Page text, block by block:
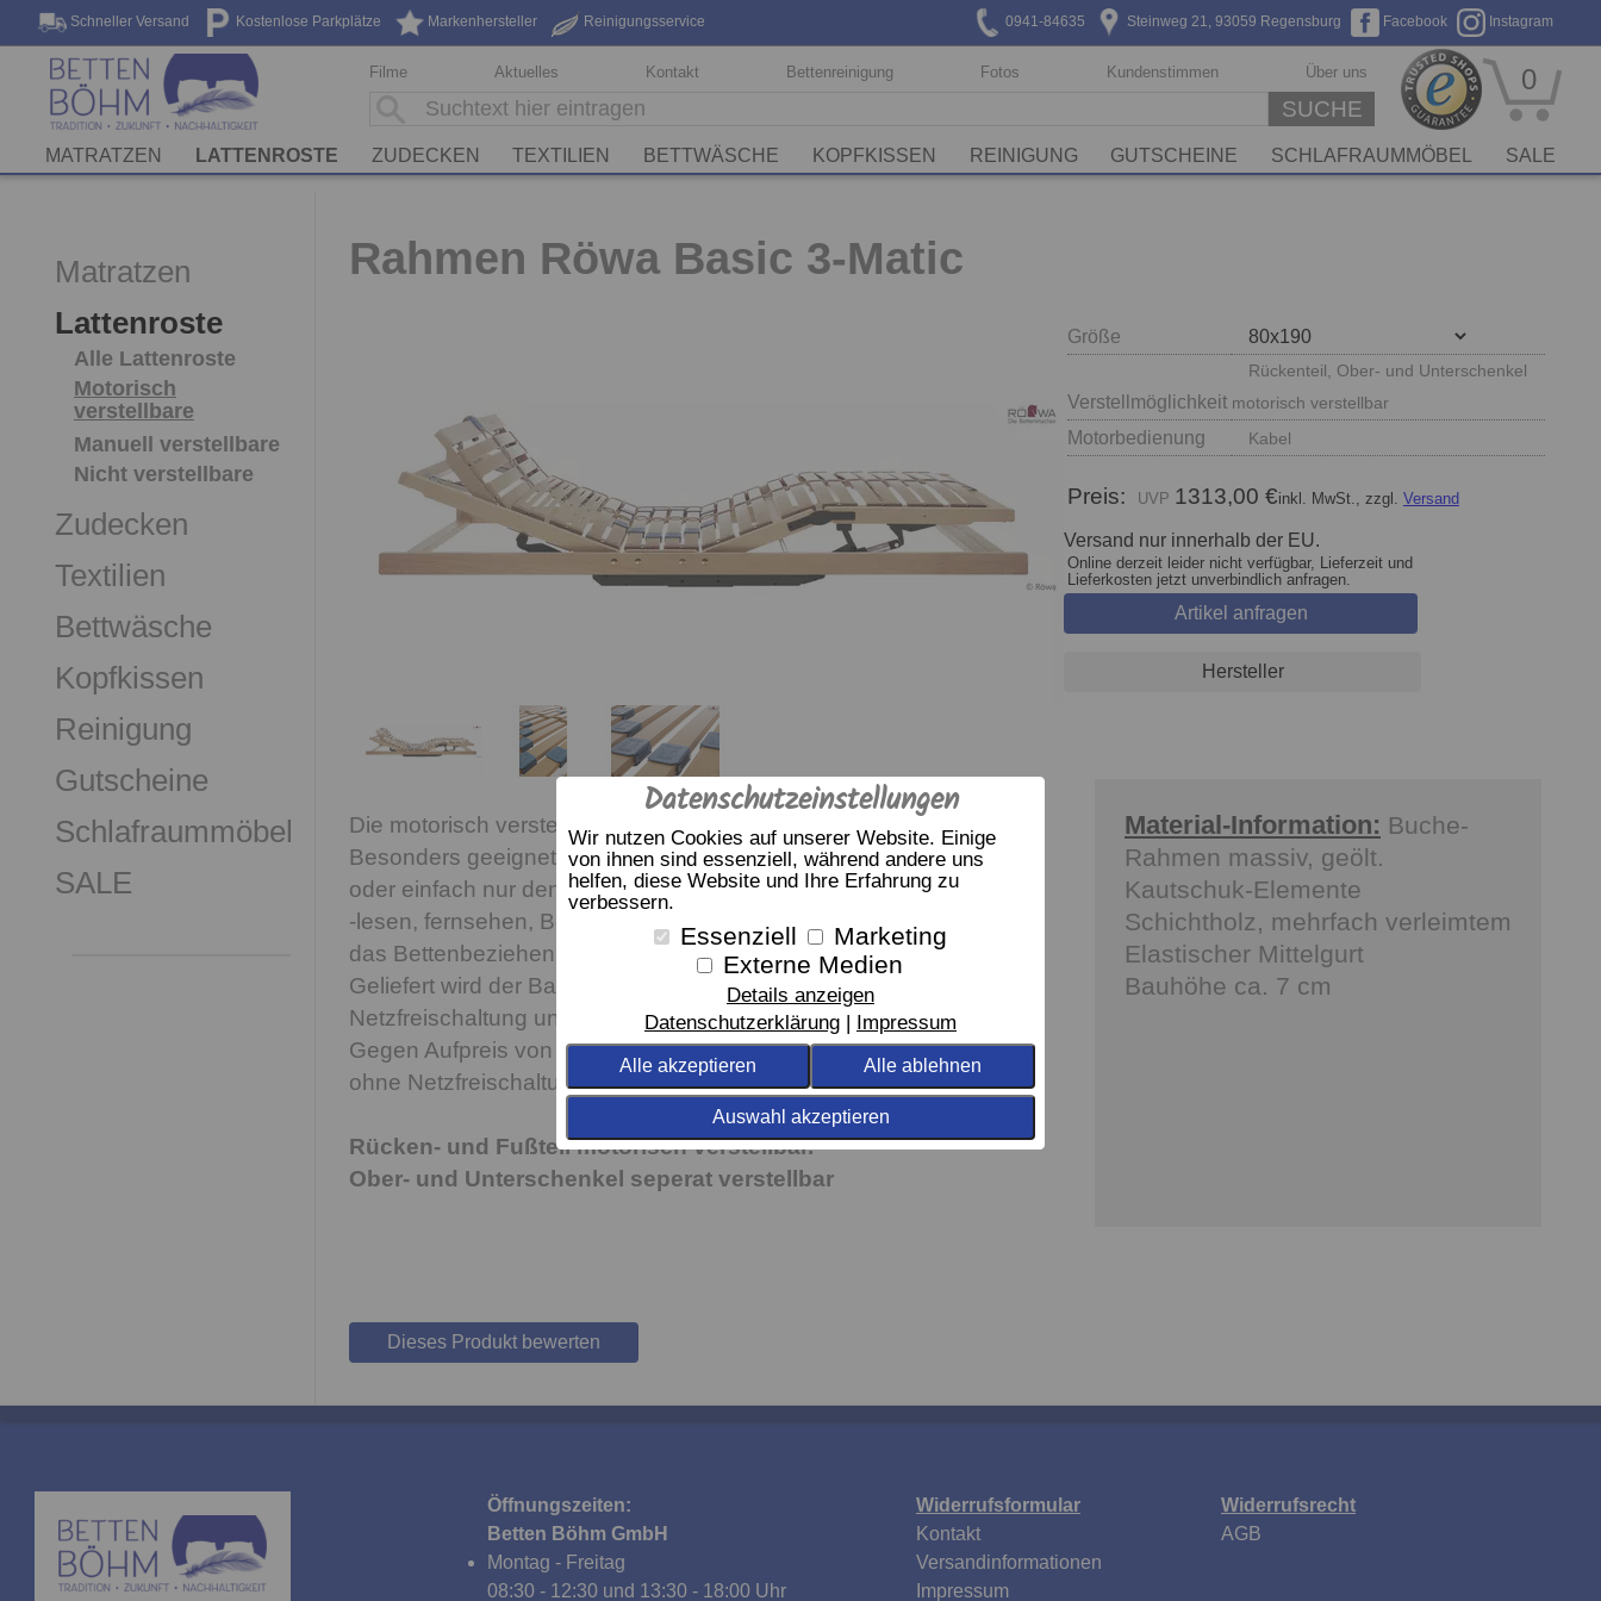
Datenschutzeinstellungen
Wir nutzen Cookies auf unserer Website. Einige
von ihnen sind essenziell, während andere uns
helfen, diese Website und Ihre Erfahrung zu
verbessern.
Essenziell
Marketing
Externe Medien
Details anzeigen
Datenschutzerklärung
Impressum
Alle akzeptieren Alle ablehnen
Auswahl akzeptieren
Schneller Versand Kostenlose Parkplätze Markenhersteller Reinigungsservice Instagram
Facebook
Steinweg 21, 93059 Regensburg
0941-84635
Filme Aktuelles Kontakt Bettenreinigung Fotos Kundenstimmen Über uns
SUCHE
0
MATRATZEN LATTENROSTE ZUDECKEN TEXTILIEN BETTWÄSCHE KOPFKISSEN REINIGUNG GUTSCHEINE SCHLAFRAUMMÖBEL SALE
Matratzen
Lattenroste
Alle Lattenroste
Motorisch
verstellbare
Manuell verstellbare
Nicht verstellbare
Zudecken
Textilien
Bettwäsche
Kopfkissen
Reinigung
Gutscheine
Schlafraummöbel
SALE
Rahmen Röwa Basic 3-Matic
Größe
Verstellmöglichkeit
Rückenteil, Ober- und Unterschenkel
motorisch verstellbar
Motorbedienung Kabel
Preis: 1313,00 €inkl. MwSt., zzgl. Versand
Versand nur innerhalb der EU.
Online derzeit leider nicht verfügbar, Lieferzeit und
Lieferkosten jetzt unverbindlich anfragen.
Artikel anfragen
Hersteller
Die motorisch verstellbaren Lattenroste bieten ein Mehr an Komfort.
Besonders geeignet für alle, die ihren Körper optimal lagern wollen
oder einfach nur den Komfort genießen möchten.
-lesen, fernsehen, Beine hochlagern oder auch als Erleichterung für
das Bettenbeziehen oder Aufstehen.
Geliefert wird der Basic 3-Matic mit Kabelhandsender,
Netzfreischaltung und Notabsenkung.
Gegen Aufpreis von 99,-€ auch mit Funkhandsender lieferbar (dann
ohne Netzfreischaltung)
Rücken- und Fußteil motorisch verstellbar.
Ober- und Unterschenkel seperat verstellbar
Material-Information: Buche-
Rahmen massiv, geölt.
Kautschuk-Elemente
Schichtholz, mehrfach verleimtem
Elastischer Mittelgurt
Bauhöhe ca. 7 cm
Dieses Produkt bewerten
Öffnungszeiten:
Betten Böhm GmbH
Montag - Freitag
08:30 - 12:30 und 13:30 - 18:00 Uhr
Widerrufsformular
Kontakt
Versandinformationen
Impressum
Widerrufsrecht
AGB